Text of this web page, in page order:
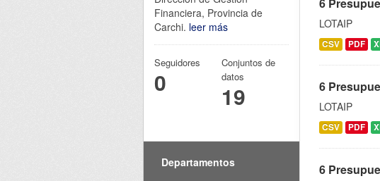
LOTAIP
CSV PDF
6
LOTAIP
CSV PDF
6
Financiera, Provincia de
Carchi. leer más
Seguidores
0
Conjuntos de
datos
19
Departamentos